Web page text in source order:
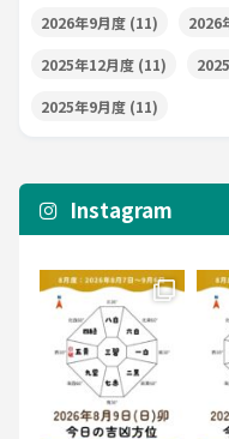
2026年9月度 (11) 2026
2025年12月度 (11)
2025年9月度 (11)
Instagram